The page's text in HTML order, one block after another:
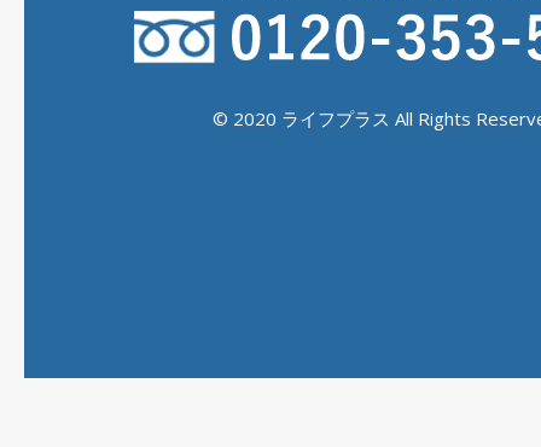
© 2020 ライフプラス All Rights